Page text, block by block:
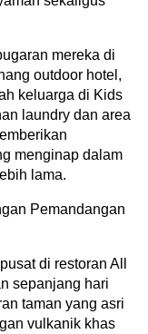
mereka di
outdoor hotel,
keluarga di Kids
laundry dan area
menginap dalam
lama.
Pemandangan
di restoran All
sepanjang hari
taman yang asri
vulkanik khas